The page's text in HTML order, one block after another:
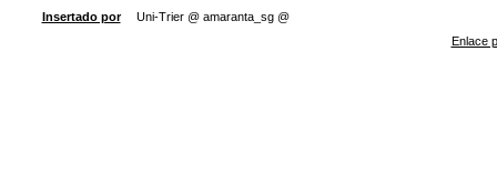
Insertado por
Uni-Trier @ amaranta_sg @
Enlace